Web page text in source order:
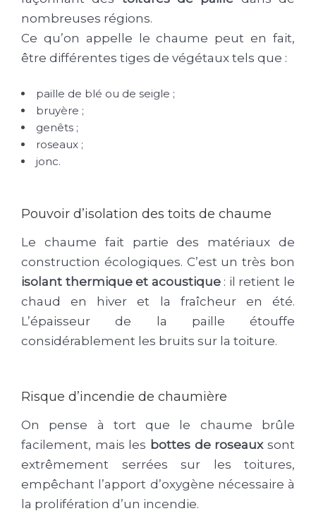
nombreuses régions.
Ce qu’on appelle le chaume peut en fait,
être différentes tiges de végétaux tels que :
paille de blé ou de seigle ;
bruyère ;
genêts ;
roseaux ;
jonc.
Pouvoir d’isolation des toits de chaume
Le chaume fait partie des matériaux de
construction écologiques. C’est un très bon
isolant thermique et acoustique: il retient le
chaud en hiver et la fraîcheur en été.
L’épaisseur de la paille étouffe
considérablement les bruits sur la toiture.
Risque d’incendie de chaumière
On pense à tort que le chaume brûle
facilement, mais les bottes de roseauxsont
extrêmement serrées sur les toitures,
empêchant l’apport d’oxygène nécessaire à
la prolifération d’un incendie.